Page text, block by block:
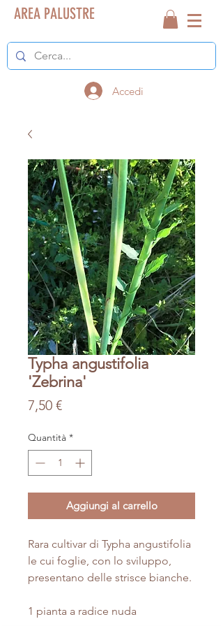
AREA PALUSTRE
Accedi
Typha angustifolia
'Zebrina'
7,50 €Prezzo
Quantità *
Aggiungi al carrello
Rara cultivar di Typha angustifolia
le cui foglie, con lo sviluppo,
presentano delle strisce bianche.
1 pianta a radice nuda